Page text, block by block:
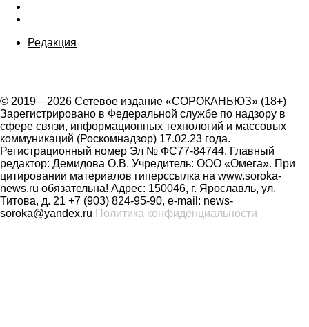
Редакция
© 2019—2026 Сетевое издание «СОРОКАНЬЮЗ» (18+)
Зарегистрировано в Федеральной службе по надзору в
сфере связи, информационных технологий и массовых
коммуникаций (Роскомнадзор) 17.02.23 года.
Регистрационный номер Эл № ФС77-84744. Главный
редактор: Демидова О.В. Учредитель: ООО «Омега». При
цитировании материалов гиперссылка на www.soroka-
news.ru обязательна! Адрес: 150046, г. Ярославль, ул.
Титова, д. 21 +7 (903) 824-95-90, e-mail: news-
soroka@yandex.ru Политика конфиденциальности